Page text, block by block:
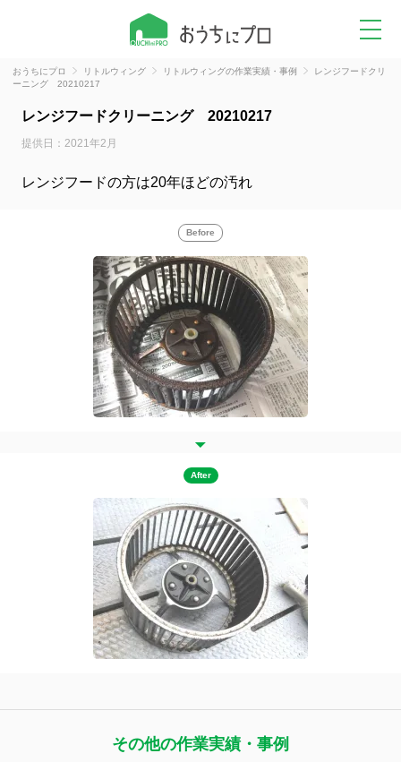
おうちにプロ リトルウィング リトルウィングの作業実績・事例
レンジフードクリ
ーニング 20210217
レンジフードクリーニング 20210217
提供日：2021年2月
レンジフードの方は20年ほどの汚れ
Before
After
その他の作業実績・事例